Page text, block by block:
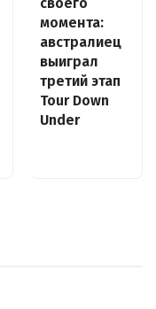
момента:
австралиец
выиграл
третий этап
Tour Down
Under